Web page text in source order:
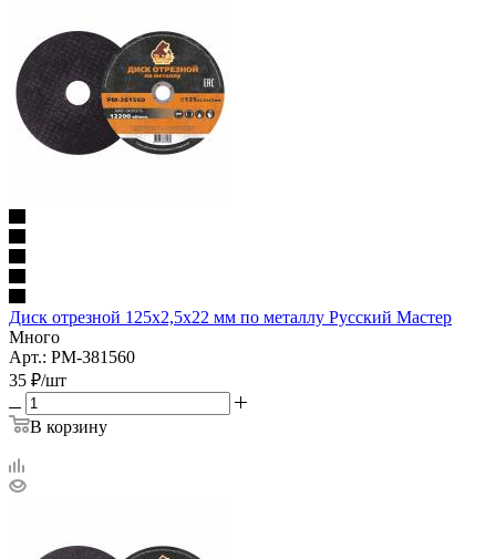
Диск отрезной 125х2,5х22 мм по металлу Русский Мастер
Много
Арт.: РМ-381560
35 ₽/шт
В корзину